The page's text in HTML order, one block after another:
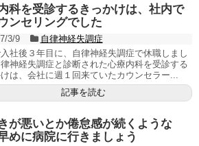
科を受診するきっかけは、社内で
ンセリングでした
3/9
自律神経失調症
社後３年目に、自律神経失調症で休職しまし
神経失調症と診断された心療内科を受診する
は、会社に週１回来ていたカウンセラー...
記事を読む
が悪いとか倦怠感が続くような
めに病院に行きましょう